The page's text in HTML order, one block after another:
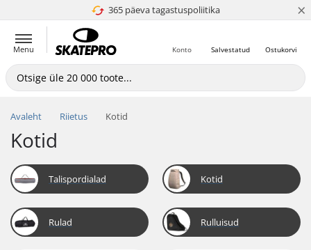
365 päeva tagastuspoliitika
4.8 paljaks 5 ×
Menu Ostukorvi
Salvestatud
Konto
Avaleht Riietus Kotid
Kotid
Talispordialad Kotid
Rulad Rulluisud